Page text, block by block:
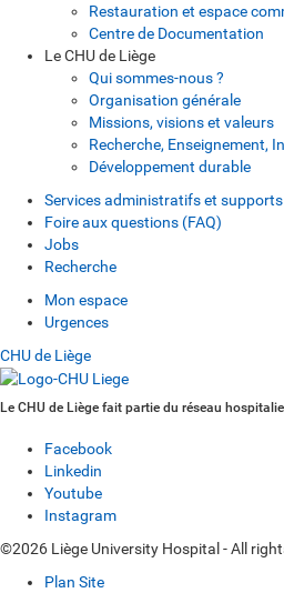
Restauration et espace
Centre de Documentation
Le CHU de Liège
Qui sommes-nous ?
Organisation générale
Missions, visions et valeurs
Recherche, Enseignement,
Développement durable
Services administratifs et supports
Foire aux questions (FAQ)
Jobs
Recherche
Mon espace
Urgences
CHU de Liège
Le CHU de Liège fait partie du réseau
Facebook
Linkedin
Youtube
Instagram
©2026 Liège University Hospital - All
Plan Site